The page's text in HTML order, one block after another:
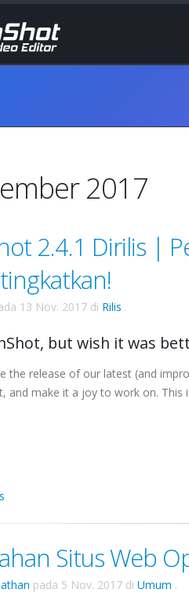
2017
2.4.1 Dirilis |
13 Nov. 2017 di Rilis .
but wish it was
the release of our latest (and
and make it a joy to work on. This
Situs Web
pada 5 Nov. 2017 di Umum .